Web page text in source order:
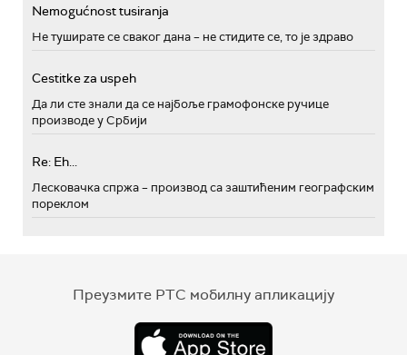
Nemogućnost tusiranja
Не туширате се сваког дана – не стидите се, то је здраво
Cestitke za uspeh
Да ли сте знали да се најбоље грамофонске ручице
производе у Србији
Re: Eh...
Лесковачка спржа – производ са заштићеним географским
пореклом
Преузмите РТС мобилну апликацију